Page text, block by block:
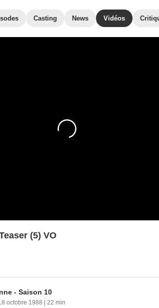
Casting News Vidéos
(5) VO
- Saison 10
octobre 1988
22 min